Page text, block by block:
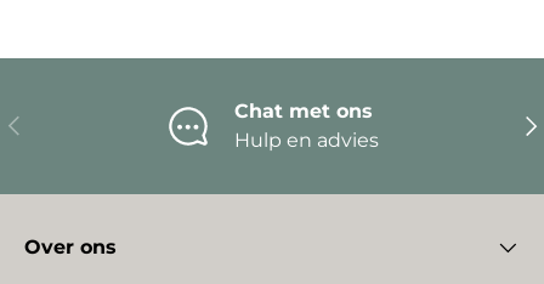
Vorige
Chat met ons
Hulp en advies
Over ons